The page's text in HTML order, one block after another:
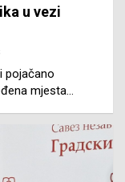
u vezi
pojačano
mjesta…